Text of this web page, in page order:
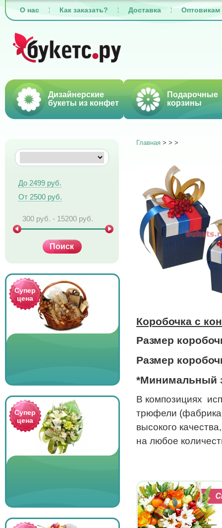
О нас Как заказать? Доставка Оптовикам
Дизайнерские
букеты из конфет
Подарочные
корзины
До 2499 руб.
От 2500 руб.
Супер
цена
Супер
цена
Главная > > >
Коробочка с
Размер
Размер
*Минимальный
В композициях
трюфели
высокого
на любое